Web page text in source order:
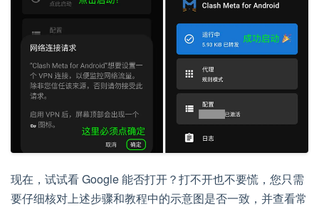
现在，试试看 Google 能否打开？打不开也不要慌，您只需
要仔细核对上述步骤和教程中的示意图是否一致，并查看常